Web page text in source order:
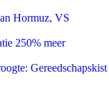
Hormuz, VS
250% meer
Gereedschapskist